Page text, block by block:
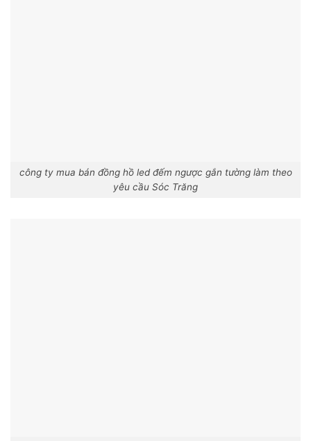
công ty mua bán đồng hồ led đếm ngược gắn tường làm theo
yêu cầu Sóc Trăng